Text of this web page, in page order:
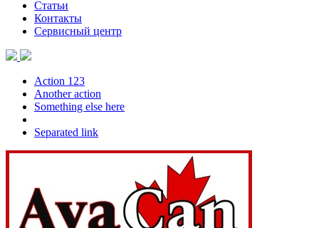
Статьи
Контакты
Сервисный центр
Action 123
Another action
Something else here
Separated link